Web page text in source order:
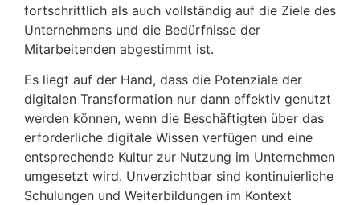
fortschrittlich als auch vollständig auf die Ziele des
Unternehmens und die Bedürfnisse der
Mitarbeitenden abgestimmt ist.
Es liegt auf der Hand, dass die Potenziale der
digitalen Transformation nur dann effektiv genutzt
werden können, wenn die Beschäftigten über das
erforderliche digitale Wissen verfügen und eine
entsprechende Kultur zur Nutzung im Unternehmen
umgesetzt wird. Unverzichtbar sind kontinuierliche
Schulungen und Weiterbildungen im Kontext